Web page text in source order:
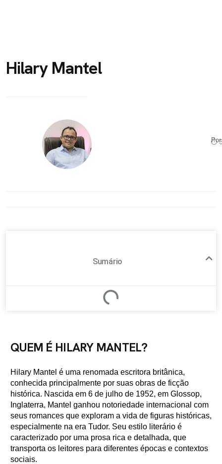
Hilary Mantel
⏱
Sumário
QUEM É HILARY MANTEL?
Hilary Mantel é uma renomada escritora britânica,
conhecida principalmente por suas obras de ficção
histórica. Nascida em 6 de julho de 1952, em Glossop,
Inglaterra, Mantel ganhou notoriedade internacional com
seus romances que exploram a vida de figuras históricas,
especialmente na era Tudor. Seu estilo literário é
caracterizado por uma prosa rica e detalhada, que
transporta os leitores para diferentes épocas e contextos
sociais.